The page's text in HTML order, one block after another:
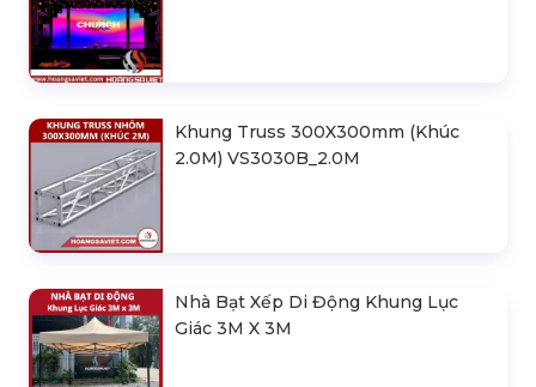
Khung Truss 300X300mm (Khúc
2.0M) VS3030B_2.0M
Nhà Bạt Xếp Di Động Khung Lục
Giác 3M X 3M